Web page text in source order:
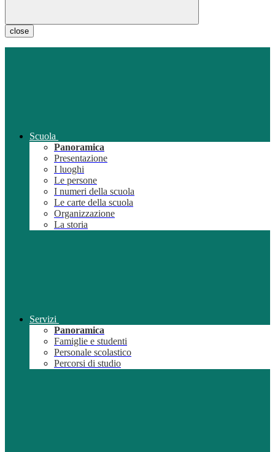
close
Scuola
Panoramica
Presentazione
I luoghi
Le persone
I numeri della scuola
Le carte della scuola
Organizzazione
La storia
Servizi
Panoramica
Famiglie e studenti
Personale scolastico
Percorsi di studio